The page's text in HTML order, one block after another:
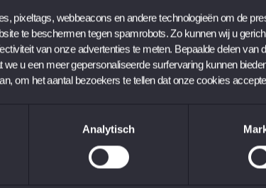
pixeltags, webbeacons en andere technologieën om de
te beschermen tegen spamrobots. Zo kunnen wij u
van onze advertenties te meten. Bepaalde delen van
u een meer gepersonaliseerde surfervaring kunnen
om het aantal bezoekers te tellen dat onze cookies
Analytisch
beroep? Aan de hand daarvan
“Binnen Audit was mijn dag anders.
team, we stelden samen prioriteiten
om te zien wat er speelde. Die